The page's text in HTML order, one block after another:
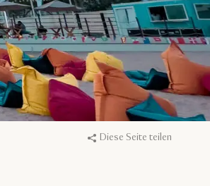
Diese Seite teilen